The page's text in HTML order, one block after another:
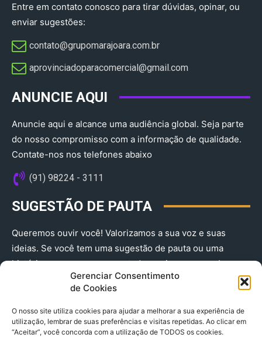
Gerenciar Consentimento
de Cookies
O nosso site utiliza cookies para ajudar a melhorar a sua experiência de
utilização, lembrar de suas preferências e visitas repetidas. Ao clicar em
“Aceitar”, você concorda com a utilização de TODOS os cookies.
Entre em contato conosco para tirar dúvidas, opinar, ou
enviar sugestões:
contato@grupomarajoara.com.br
aprovinciadoparacomercial@gmail.com​
ANUNCIE AQUI
Anuncie aqui e alcance uma audiência global. Seja parte
do nosso compromisso com a informação de qualidade.
Contate-nos nos telefones abaixo
(91) 98224 - 3111
SUGESTÃO DE PAUTA
Queremos ouvir você! Valorizamos a sua voz e suas
ideias. Se você tem uma sugestão de pauta ou uma
história que merece ser contada, envie-nos agora!
(91) 98224 - 3111